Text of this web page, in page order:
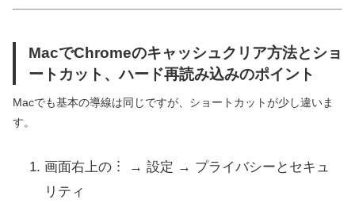
MacでChromeのキャッシュクリア方法とショ
ートカット、ハード再読み込みのポイント
Macでも基本の導線は同じですが、ショートカットが少し違いま
す。
画面右上の︙ → 設定 → プライバシーとセキュ
リティ